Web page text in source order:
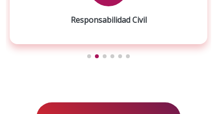
Responsabilidad Civil